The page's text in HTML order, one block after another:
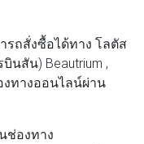
รถสั่งซื้อได้ทาง โลตัส
นสัน) Beautrium ,
งทางออนไลน์ผ่าน
ช่องทาง